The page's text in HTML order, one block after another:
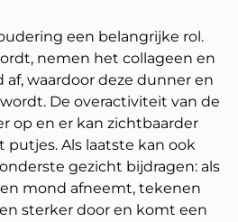
een belangrijke rol.
nemen het collageen en
waardoor deze dunner en
De overactiviteit van de
op en er kan zichtbaarder
Als laatste kan ook
gezicht bijdragen: als
mond afneemt, tekenen
sterker door en komt een